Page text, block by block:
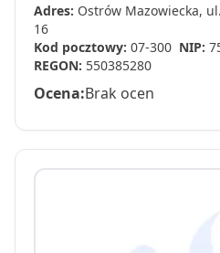
Adres: Ostrów Mazowiecka,
16
Kod pocztowy: 07-300 NIP:
REGON: 550385280
Ocena:Brak ocen